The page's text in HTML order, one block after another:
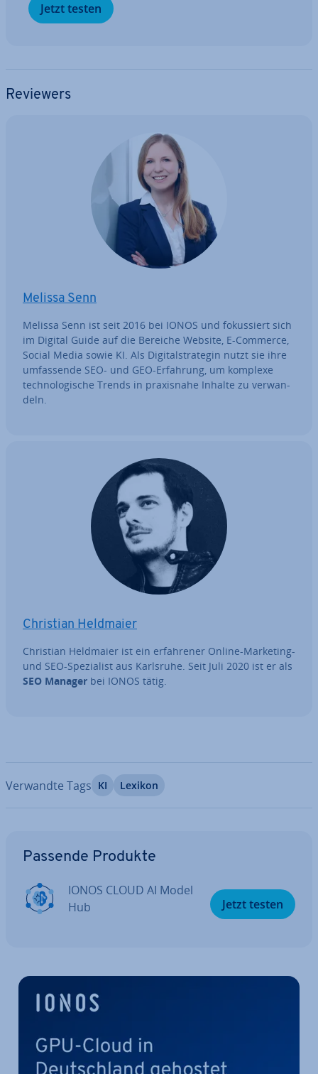
Jetzt testen
Reviewers
Melissa Senn
Melissa Senn ist seit 2016 bei IONOS und fo­kus­siert sich
im Digital Guide auf die Bereiche Website, E-Commerce,
Social Media sowie KI. Als Di­gi­tal­stra­te­gin nutzt sie ihre
um­fas­sen­de SEO- und GEO-Erfahrung, um komplexe
tech­no­lo­gi­sche Trends in pra­xis­na­he Inhalte zu ver­wan­
deln.
Christian Heldmaier
Christian Heldmaier ist ein er­fah­re­ner Online-Marketing-
und SEO-Spe­zia­list aus Karlsruhe. Seit Juli 2020 ist er als
SEO Manager bei IONOS tätig.
Verwandte Tags KI Lexikon
Passende Produkte
IONOS CLOUD AI Model
Hub
Jetzt testen